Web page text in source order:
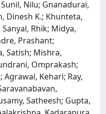
Nilu; Gnanadurai,
Dinesh K.; Khunteta,
Rhik; Midya,
Prashant;
Satish; Mishra,
Omprakash;
Agrawal, Kehari; Ray,
Satheesh; Gupta,